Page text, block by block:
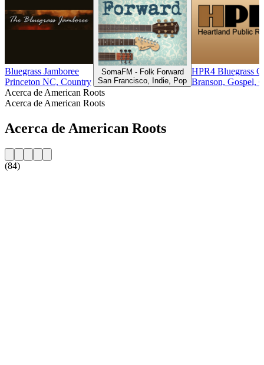
Bluegrass Jamboree
Princeton NC, Country
SomaFM - Folk Forward
San Francisco, Indie, Pop
HPR4 Bluegrass
Branson, Gospel,
Acerca de American Roots
Acerca de American Roots
Acerca de American Roots
(84)